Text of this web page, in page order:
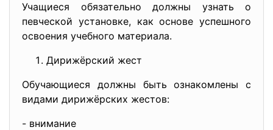
Учащиеся обязательно должны узнать о
певческой установке, как основе успешного
освоения учебного материала.
Дирижёрский жест
Обучающиеся должны быть ознакомлены с
видами дирижёрских жестов:
- внимание